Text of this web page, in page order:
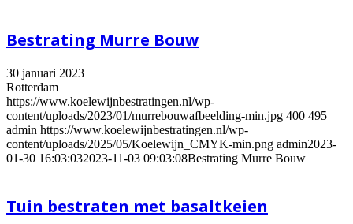
Bestrating Murre Bouw
30 januari 2023
Rotterdam
https://www.koelewijnbestratingen.nl/wp-
content/uploads/2023/01/murrebouwafbeelding-min.jpg 400 495
admin https://www.koelewijnbestratingen.nl/wp-
content/uploads/2025/05/Koelewijn_CMYK-min.png admin2023-
01-30 16:03:032023-11-03 09:03:08Bestrating Murre Bouw
Tuin bestraten met basaltkeien